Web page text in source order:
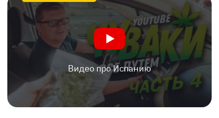
Видео про Испанию